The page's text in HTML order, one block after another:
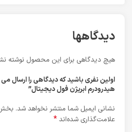
دیدگاهها
هیچ دیدگاهی برای این محصول نوشته
اولین نفری باشید که دیدگاهی را ارسال
هيدرودرم ابريژن فول ديجيتال”
نشانی ایمیل شما منتشر نخواهد شد.
علامت‌گذاری شده‌اند*